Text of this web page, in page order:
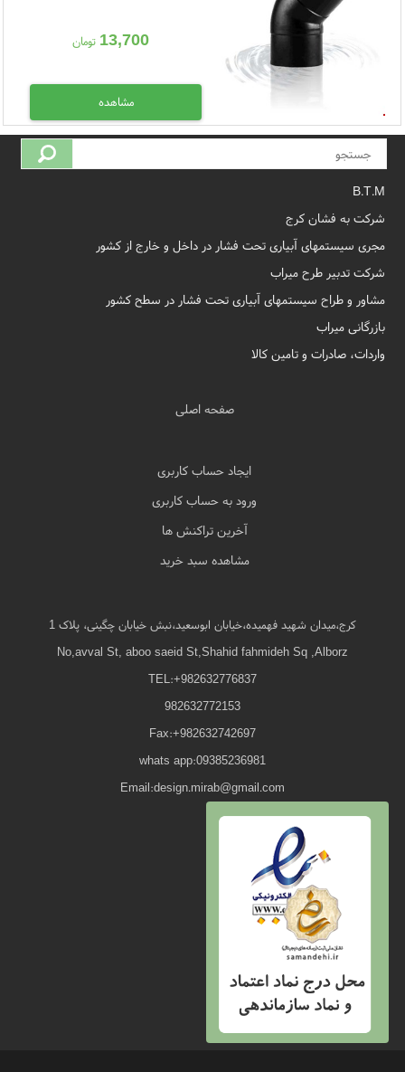
13,700 تومان
مشاهده
B.T.M
شرکت به فشان کرج
مجری سیستمهای آبیاری تحت فشار در داخل و خارج از کشور
شرکت تدبیر طرح میراب
مشاور و طراح سیستمهای آبیاری تحت فشار در سطح کشور
بازرگانی میراب
واردات، صادرات و تامین کالا
صفحه اصلی
ایجاد حساب کاربری
ورود به حساب کاربری
آخرین تراکنش ها
مشاهده سبد خرید
کرج،میدان شهید فهمیده،خیابان ابوسعید،نبش خیابان چگینی، پلاک 1
No,avval St, aboo saeid St,Shahid fahmideh Sq ,Alborz
TEL:+982632776837
982632772153
Fax:+982632742697
whats app:09385236981
Email:design.mirab@gmail.com